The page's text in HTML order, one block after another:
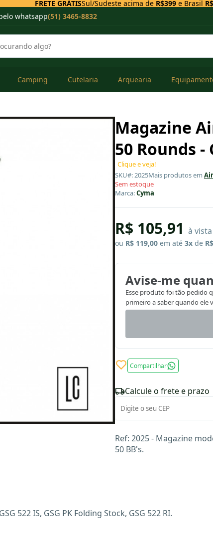
FRETE GRÁTISSul/Sudeste acima de R$399e Brasil
whatsapp(51) 3465-8832
Camping Cutelaria Arquearia
Magazine
50 Rounds -
Clique e veja!
SKU#: 2025Mais produtos em
Sem estoque
Marca:Cyma
R$ 105,91 à
ou R$ 119,00 em até 3x de
Avise-me
Esse produto foi tão pedido
primeiro a saber quando ele
Compartilhar
Calcule o frete e prazo
Ref: 2025 - Magazine
50 BB's.
522 IS, GSG PK Folding Stock, GSG 522 RI.